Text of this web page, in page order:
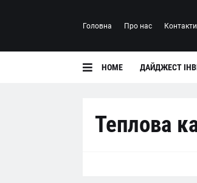
Головна Про нас Контакти
HOME ДАЙДЖЕСТ
Теплова